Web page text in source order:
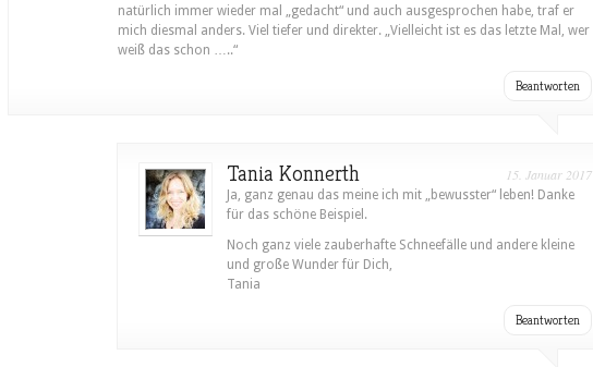
natürlich immer wieder mal „gedacht“ und auch ausgesprochen habe, traf er
mich diesmal anders. Viel tiefer und direkter. „Vielleicht ist es das letzte Mal, wer
weiß das schon …..“
Beantworten
Tania Konnerth 15. Januar 2017
Ja, ganz genau das meine ich mit „bewusster“ leben! Danke
für das schöne Beispiel.
Noch ganz viele zauberhafte Schneefälle und andere kleine
und große Wunder für Dich,
Tania
Beantworten